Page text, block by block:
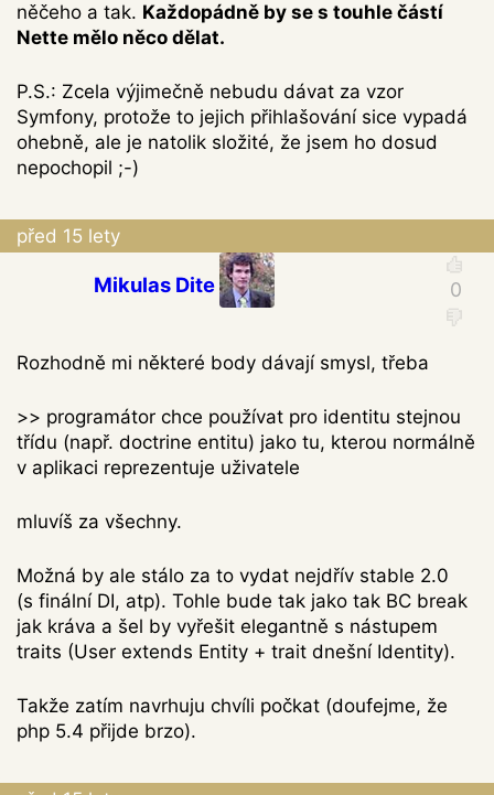
něčeho a tak. Každopádně by se s touhle částí
Nette mělo něco dělat.
P.S.: Zcela výjimečně nebudu dávat za vzor
Symfony, protože to jejich přihlašování sice vypadá
ohebně, ale je natolik složité, že jsem ho dosud
nepochopil ;-)
před 15 lety
Mikulas Dite
Rozhodně mi některé body dávají smysl, třeba
>> programátor chce používat pro identitu stejnou
třídu (např. doctrine entitu) jako tu, kterou normálně
v aplikaci reprezentuje uživatele
mluvíš za všechny.
Možná by ale stálo za to vydat nejdřív stable 2.0
(s finální DI, atp). Tohle bude tak jako tak BC break
jak kráva a šel by vyřešit elegantně s nástupem
traits (User extends Entity + trait dnešní Identity).
Takže zatím navrhuju chvíli počkat (doufejme, že
php 5.4 přijde brzo).